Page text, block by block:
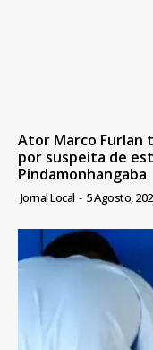
Ator Marco Furlan
por suspeita de
Pindamonhangaba
Jornal Local - 5 Agosto,